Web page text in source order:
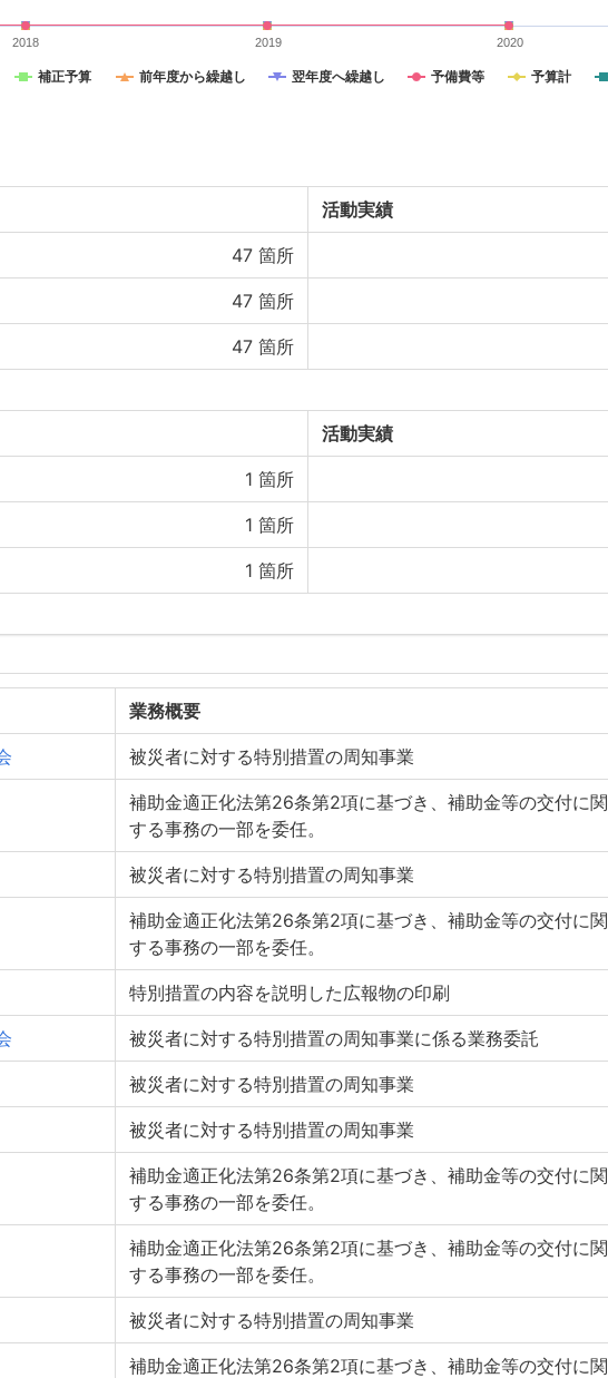
補正予算 前年度から繰越し 翌年度へ繰越し 予備費等 予算計
2018 2019 2020
活動実績
47 箇所
47 箇所
47 箇所
活動実績
1 箇所
1 箇所
1 箇所
業務概要
被災者に対する特別措置の周知事業
補助金適正化法第26条第2項に基づき、補助金等の交付に関
する事務の一部を委任。
被災者に対する特別措置の周知事業
補助金適正化法第26条第2項に基づき、補助金等の交付に関
する事務の一部を委任。
特別措置の内容を説明した広報物の印刷
被災者に対する特別措置の周知事業に係る業務委託
被災者に対する特別措置の周知事業
被災者に対する特別措置の周知事業
補助金適正化法第26条第2項に基づき、補助金等の交付に関
する事務の一部を委任。
補助金適正化法第26条第2項に基づき、補助金等の交付に関
する事務の一部を委任。
被災者に対する特別措置の周知事業
補助金適正化法第26条第2項に基づき、補助金等の交付に関